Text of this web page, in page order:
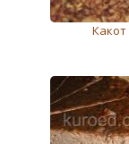
Какот